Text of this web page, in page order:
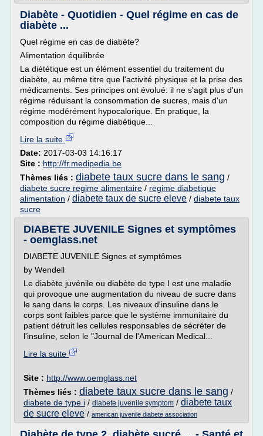
Diabète - Quotidien - Quel régime en cas de
diabète ...
Quel régime en cas de diabète?
Alimentation équilibrée
La diététique est un élément essentiel du traitement du
diabète, au même titre que l'activité physique et la prise des
médicaments. Ses principes ont évolué: il ne s'agit plus d'un
régime réduisant la consommation de sucres, mais d'un
régime modérément hypocalorique. En pratique, la
composition du régime diabétique...
Lire la suite
Date: 2017-03-03 14:16:17
Site : http://fr.medipedia.be
Thèmes liés : diabete taux sucre dans le sang /
diabete sucre regime alimentaire / regime diabetique
alimentation / diabete taux de sucre eleve / diabete taux
sucre
DIABETE JUVENILE Signes et symptômes
- oemglass.net
DIABETE JUVENILE Signes et symptômes
by Wendell
Le diabète juvénile ou diabète de type I est une maladie
qui provoque une augmentation du niveau de sucre dans
le sang dans le corps. Les niveaux d'insuline dans le
corps sont faibles parce que le système immunitaire du
patient détruit les cellules responsables de sécréter de
l'insuline, selon le "Journal de l'American Medical...
Lire la suite
Site : http://www.oemglass.net
Thèmes liés : diabete taux sucre dans le sang /
diabete de type i / diabete juvenile symptom / diabete taux
de sucre eleve / american juvenile diabete association